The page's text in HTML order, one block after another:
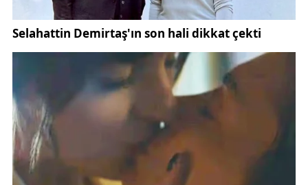
Trans Taurus Etap Yarışları Koordinatörü Ömer
Nizam, Antalya’nın doğası ve coğrafi özellikleri ile
arasında yer aldığını ifade etti. Ömer Nizam, “Antalya
sahil şeridi yolları, Akdeniz manzarası eşliğinde yol
bisikletçileri için eşsiz bir rota sunarken, sırtını
yasladığı Toros Dağlarındaki dağ ve yayla yolları ile
dağ ve gravel bisikletçileri için benzersiz rotalar
sunan bir